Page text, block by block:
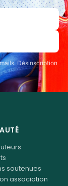
Désinscription
soutenues
association